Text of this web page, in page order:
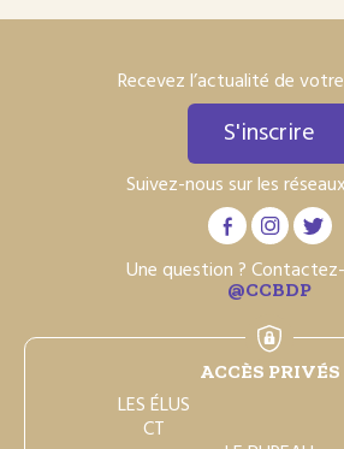
Recevez l’actualité de
S'inscrire
Suivez-nous sur les
Une question ?
@CCBDP
ACCÈS PRIVÉS
LES ÉLUS
CT